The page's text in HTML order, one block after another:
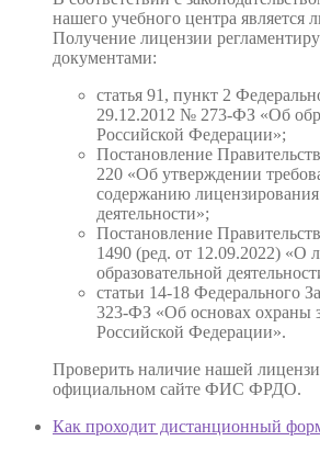
нашего учебного центра является
Получение лицензии
документами:
статья 91, пункт 2
29.12.2012 № 273-ФЗ «Об
Российской Федерации»;
Постановление
220 «Об утверждении
содержанию лицензирования
деятельности»;
Постановление
1490 (ред. от 12.09.2022) «О
образовательной
статьи 14-18 Федерального
323-ФЗ «Об основах охраны
Российской Федерации».
Проверить наличие нашей
официальном сайте ФИС ФРДО.
Как проходит дистанционный